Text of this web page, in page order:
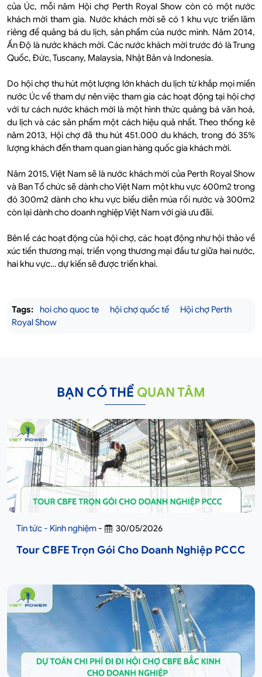
của Úc, mỗi năm Hội chợ Perth Royal Show còn có một nước
khách mời tham gia. Nước khách mời sẽ có 1 khu vực triển lãm
riêng để quảng bá du lịch, sản phẩm của nước mình. Năm 2014,
Ấn Độ là nước khách mời. Các nước khách mời trước đó là Trung
Quốc, Đức, Tuscany, Malaysia, Nhật Bản và Indonesia.
Do hội chợ thu hút một lượng lớn khách du lịch từ khắp mọi miền
nước Úc về tham dự nên việc tham gia các hoạt động tại hội chợ
với tư cách nước khách mời là một hình thức quảng bá văn hoá,
du lịch và các sản phẩm một cách hiệu quả nhất. Theo thống kê
năm 2013, Hội chợ đã thu hút 451.000 du khách, trong đó 35%
lượng khách đến tham quan gian hàng quốc gia khách mời.
Năm 2015, Việt Nam sẽ là nước khách mời của Perth Royal Show
và Ban Tổ chức sẽ dành cho Việt Nam một khu vực 600m2 trong
đó 300m2 dành cho khu vực biểu diễn múa rối nước và 300m2
còn lại dành cho doanh nghiệp Việt Nam với giá ưu đãi.
Bên lề các hoạt động của hội chợ, các hoạt động như hội thảo về
xúc tiến thương mại, triển vọng thương mại đầu tư giữa hai nước,
hai khu vực… dự kiến sẽ được triển khai.
Tags: hoi cho quoc te hội chợ quốc tế
Hội chợ Perth
Royal Show
BẠN CÓ THỂ QUAN TÂM
Tin tức - Kinh nghiệm - 30/05/2026
Tour CBFE Trọn Gói Cho Doanh Nghiệp PCCC